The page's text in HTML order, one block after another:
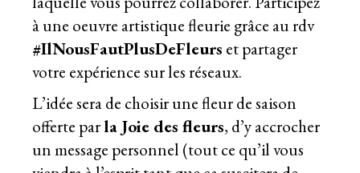
à une oeuvre artistique fleurie grâce au rdv
#IlNousFautPlusDeFleurs et partager
votre expérience sur les réseaux.
L’idée sera de choisir une fleur de saison
offerte parla Joie des fleurs, d’y accrocher
un message personnel (tout ce qu’il vous